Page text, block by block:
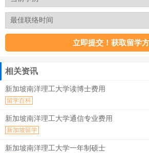
相关资讯
新加坡南洋理工大学读博士费用
留学百科
新加坡南洋理工大学通信专业费用
新加坡留学
新加坡南洋理工大学一年制硕士